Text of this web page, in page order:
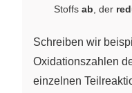
Stoffs ab , der
Schreiben wir
Oxidationszahlen
einzelnen